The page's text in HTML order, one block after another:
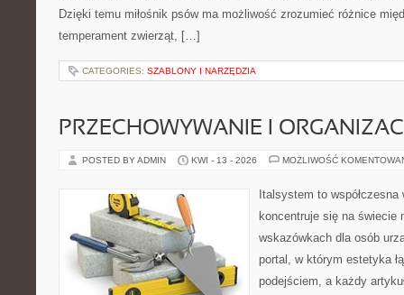
Dzięki temu miłośnik psów ma możliwość zrozumieć różnice
temperament zwierząt, […]
CATEGORIES: SZABLONY I NARZĘDZIA
PRZECHOWYWANIE I
POSTED BY ADMIN KWI - 13 - 2026 MOŻLIWOŚĆ
Italsystem to
koncentruje się na świecie
wskazówkach dla osób
portal, w którym estetyka
podejściem, a każdy